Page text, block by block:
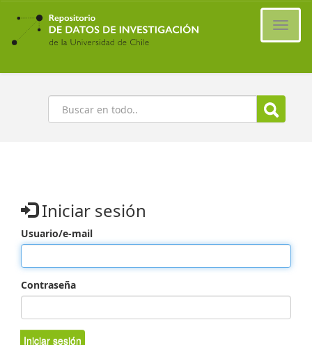
Ir
contenido
principal
Buscar
Iniciar sesión
Usuario/e-mail
Contraseña
Iniciar sesión